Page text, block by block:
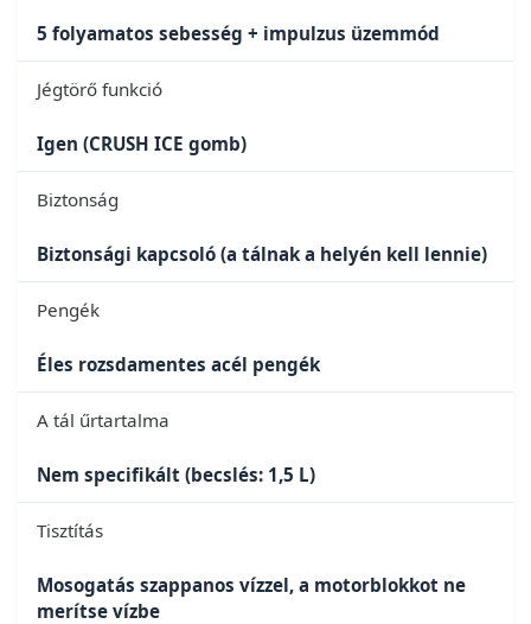
5 folyamatos sebesség + impulzus üzemmód
Jégtörő funkció
Igen (CRUSH ICE gomb)
Biztonság
Biztonsági kapcsoló (a tálnak a helyén kell lennie)
Pengék
Éles rozsdamentes acél pengék
A tál űrtartalma
Nem specifikált (becslés: 1,5 L)
Tisztítás
Mosogatás szappanos vízzel, a motorblokkot ne
merítse vízbe